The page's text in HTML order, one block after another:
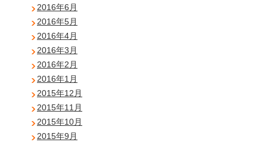
2016年6月
2016年5月
2016年4月
2016年3月
2016年2月
2016年1月
2015年12月
2015年11月
2015年10月
2015年9月